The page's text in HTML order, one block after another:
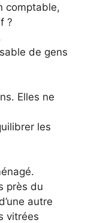
comptable,
?
de gens
Elles ne
les
près du
autre
vitrées